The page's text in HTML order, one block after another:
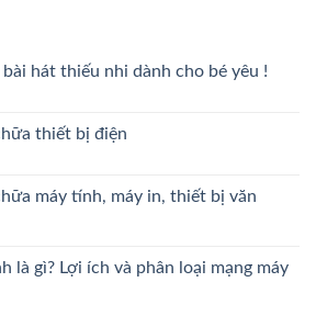
bài hát thiếu nhi dành cho bé yêu !
thiết bị điện
máy tính, máy in, thiết bị văn
là gì? Lợi ích và phân loại mạng máy